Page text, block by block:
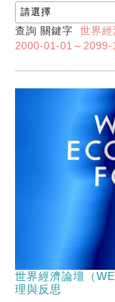
查詢 關鍵字世界經
2000-01-01～2099-
世界經濟論壇（
理與反思